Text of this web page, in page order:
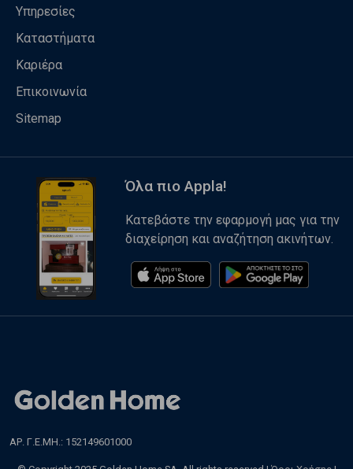
Υπηρεσίες
Καταστήματα
Καριέρα
Επικοινωνία
Sitemap
Όλα πιο Appla!
Κατεβάστε την εφαρμογή μας για την
διαχείρηση και αναζήτηση ακινήτων.
ΑΡ. Γ.Ε.ΜΗ.: 152149601000